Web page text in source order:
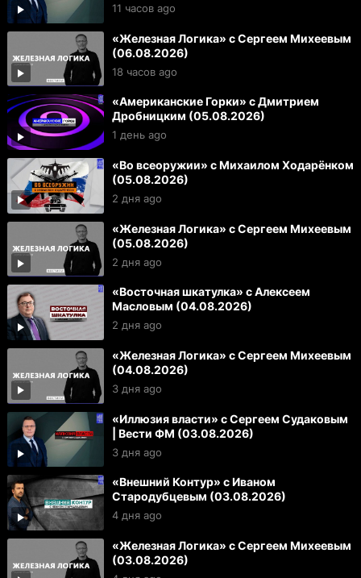
11 часов ago
«Железная Логика» с Сергеем Михеевым
(06.08.2026)
18 часов ago
«Американские Горки» с Дмитрием
Дробницким (05.08.2026)
1 день ago
«Во всеоружии» с Михаилом Ходарёнком
(05.08.2026)
2 дня ago
«Железная Логика» с Сергеем Михеевым
(05.08.2026)
2 дня ago
«Восточная шкатулка» с Алексеем
Масловым (04.08.2026)
2 дня ago
«Железная Логика» с Сергеем Михеевым
(04.08.2026)
3 дня ago
«Иллюзия власти» с Сергеем Судаковым
| Вести ФМ (03.08.2026)
3 дня ago
«Внешний Контур» с Иваном
Стародубцевым (03.08.2026)
4 дня ago
«Железная Логика» с Сергеем Михеевым
(03.08.2026)